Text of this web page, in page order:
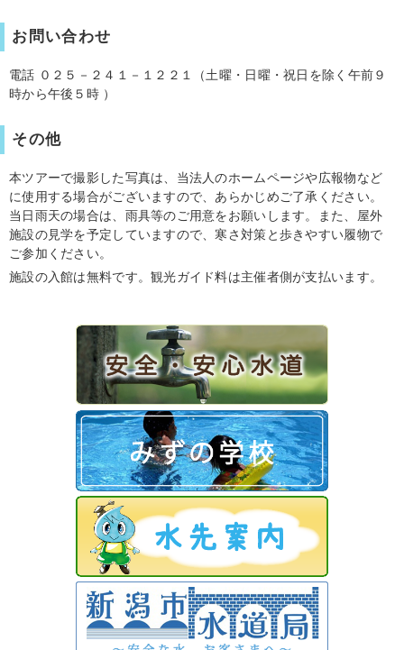
お問い合わせ
電話 ０２５－２４１－１２２１（土曜・日曜・祝日を除く午前９
時から午後５時 ）
その他
本ツアーで撮影した写真は、当法人のホームページや広報物など
に使用する場合がございますので、あらかじめご了承ください。
当日雨天の場合は、雨具等のご用意をお願いします。また、屋外
施設の見学を予定していますので、寒さ対策と歩きやすい履物で
ご参加ください。
施設の入館は無料です。観光ガイド料は主催者側が支払います。